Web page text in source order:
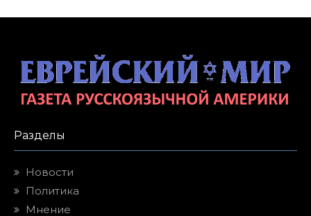
Разделы
Новости
Политика
Мнение